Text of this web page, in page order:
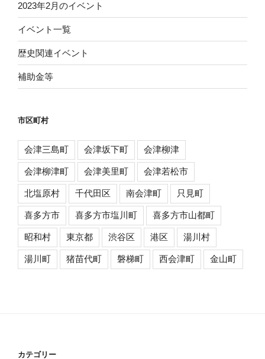
2023年2月のイベント
イベント一覧
歴史関連イベント
補助金等
市区町村
会津三島町 会津坂下町 会津柳津
会津柳津町 会津美里町 会津若松市
北塩原村 千代田区 南会津町 只見町
喜多方市 喜多方市塩川町 喜多方市山都町
昭和村 東京都 渋谷区 港区 湯川村
湯川町 猪苗代町 磐梯町 西会津町 金山町
カテゴリー